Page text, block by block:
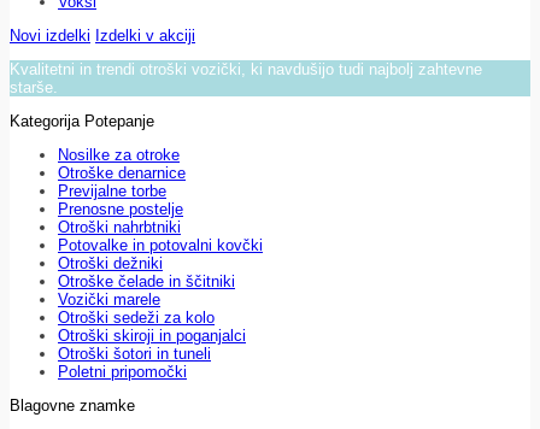
Novi izdelki Izdelki v akciji
Kvalitetni in trendi otroški vozički, ki navdušijo tudi najbolj zahtevne
starše.
Kategorija Potepanje
Nosilke za otroke
Otroške denarnice
Previjalne torbe
Prenosne postelje
Otroški nahrbtniki
Potovalke in potovalni kovčki
Otroški dežniki
Otroške čelade in ščitniki
Vozički marele
Otroški sedeži za kolo
Otroški skiroji in poganjalci
Otroški šotori in tuneli
Poletni pripomočki
Blagovne znamke